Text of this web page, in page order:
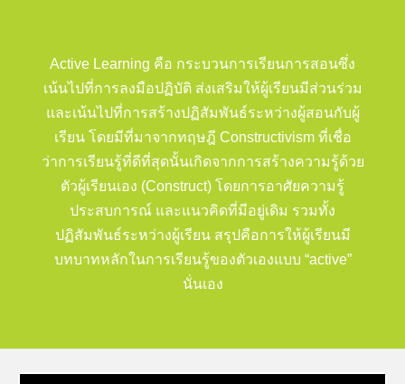
Active Learning คือ กระบวนการเรียนการสอนซึ่ง
เน้นไปที่การลงมือปฏิบัติ ส่งเสริมให้ผู้เรียนมีส่วนร่วม
และเน้นไปที่การสร้างปฏิสัมพันธ์ระหว่างผู้สอนกับผู้
เรียน โดยมีที่มาจากทฤษฎี Constructivism ที่เชื่อ
ว่าการเรียนรู้ที่ดีที่สุดนั้นเกิดจากการสร้างความรู้ด้วย
ตัวผู้เรียนเอง (Construct) โดยการอาศัยความรู้
ประสบการณ์ และแนวคิดที่มีอยู่เดิม รวมทั้ง
ปฏิสัมพันธ์ระหว่างผู้เรียน สรุปคือการให้ผู้เรียนมี
บทบาทหลักในการเรียนรู้ของตัวเองแบบ “active”
นั่นเอง